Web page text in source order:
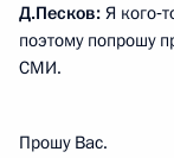
Д.Песков: Я
поэтому попрошу
СМИ.
Прошу Вас.